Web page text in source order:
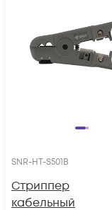
SNR-HT-S501B
Стриппер
кабельный